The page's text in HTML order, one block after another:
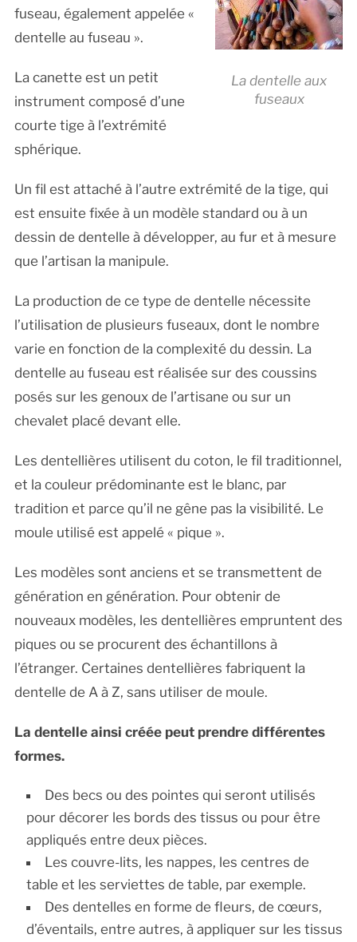
La dentelle aux
fuseaux
fuseau, également appelée «
dentelle au fuseau ».
La canette est un petit
instrument composé d’une
courte tige à l’extrémité
sphérique.
Un fil est attaché à l’autre extrémité de la tige, qui
est ensuite fixée à un modèle standard ou à un
dessin de dentelle à développer, au fur et à mesure
que l’artisan la manipule.
La production de ce type de dentelle nécessite
l’utilisation de plusieurs fuseaux, dont le nombre
varie en fonction de la complexité du dessin. La
dentelle au fuseau est réalisée sur des coussins
posés sur les genoux de l’artisane ou sur un
chevalet placé devant elle.
Les dentellières utilisent du coton, le fil traditionnel,
et la couleur prédominante est le blanc, par
tradition et parce qu’il ne gêne pas la visibilité. Le
moule utilisé est appelé « pique ».
Les modèles sont anciens et se transmettent de
génération en génération. Pour obtenir de
nouveaux modèles, les dentellières empruntent des
piques ou se procurent des échantillons à
l’étranger. Certaines dentellières fabriquent la
dentelle de A à Z, sans utiliser de moule.
La dentelle ainsi créée peut prendre différentes
formes.
Des becs ou des pointes qui seront utilisés
pour décorer les bords des tissus ou pour être
appliqués entre deux pièces.
Les couvre-lits, les nappes, les centres de
table et les serviettes de table, par exemple.
Des dentelles en forme de fleurs, de cœurs,
d’éventails, entre autres, à appliquer sur les tissus